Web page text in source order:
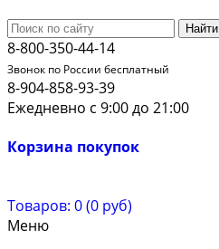
Найти
8-800-350-44-14
Звонок по России бесплатный
8-904-858-93-39
Ежедневно с 9:00 до 21:00
Корзина покупок
Товаров: 0 (0 руб)
Меню